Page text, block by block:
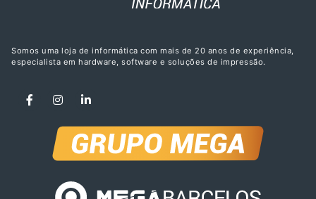
Somos uma loja de informática com mais de 20 anos de experiência,
especialista em hardware, software e soluções de impressão.